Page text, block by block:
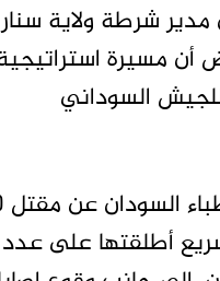
شرطة ولاية
مسيرة
للجيش السوداني
أطلقتها على